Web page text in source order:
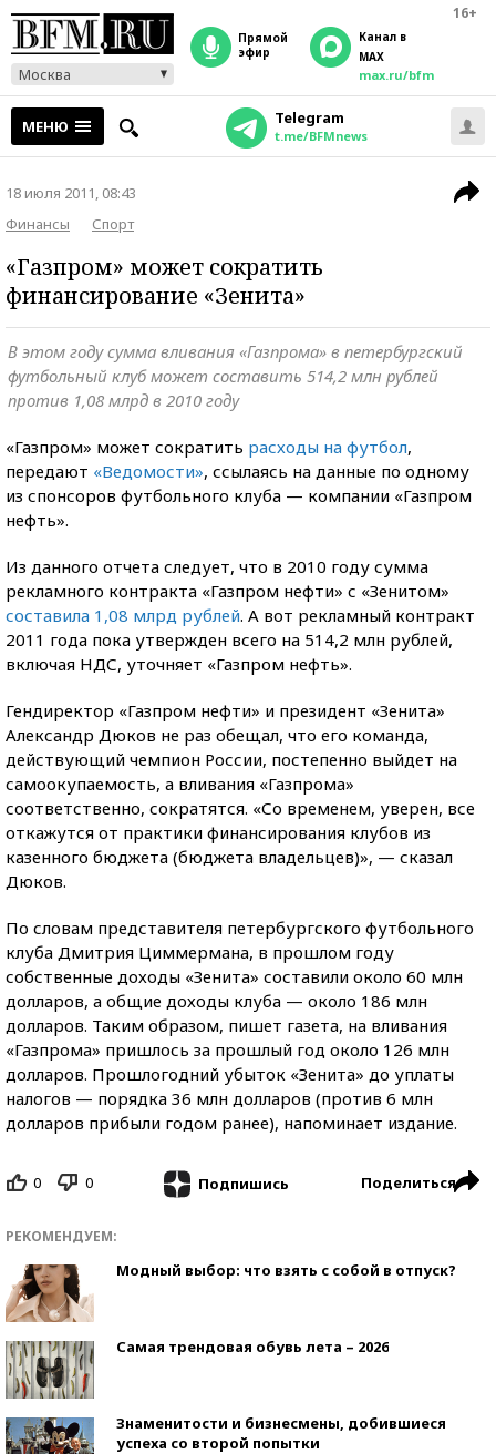
16+
Москва
прямой
эфир
Канал в
MAX
max.ru/bfm
МЕНЮ Telegram
t.me/BFMnews
18 июля 2011, 08:43
Финансы
Спорт
«Газпром» может сократить
финансирование «Зенита»
В этом году сумма вливания «Газпрома» в петербургский
футбольный клуб может составить 514,2 млн рублей
против 1,08 млрд в 2010 году
«Газпром» может сократить расходы на футбол,
передают «Ведомости», ссылаясь на данные по одному
из спонсоров футбольного клуба — компании «Газпром
нефть».
Из данного отчета следует, что в 2010 году сумма
рекламного контракта «Газпром нефти» с «Зенитом»
составила 1,08 млрд рублей. А вот рекламный контракт
2011 года пока утвержден всего на 514,2 млн рублей,
включая НДС, уточняет «Газпром нефть».
Гендиректор «Газпром нефти» и президент «Зенита»
Александр Дюков не раз обещал, что его команда,
действующий чемпион России, постепенно выйдет на
самоокупаемость, а вливания «Газпрома»
соответственно, сократятся. «Со временем, уверен, все
откажутся от практики финансирования клубов из
казенного бюджета (бюджета владельцев)», — сказал
Дюков.
По словам представителя петербургского футбольного
клуба Дмитрия Циммермана, в прошлом году
собственные доходы «Зенита» составили около 60 млн
долларов, а общие доходы клуба — около 186 млн
долларов. Таким образом, пишет газета, на вливания
«Газпрома» пришлось за прошлый год около 126 млн
долларов. Прошлогодний убыток «Зенита» до уплаты
налогов — порядка 36 млн долларов (против 6 млн
долларов прибыли годом ранее), напоминает издание.
0 0 Подпишись Поделиться
РЕКОМЕНДУЕМ:
Модный выбор: что взять с собой в отпуск?
Самая трендовая обувь лета – 2026
Знаменитости и бизнесмены, добившиеся
успеха со второй попытки